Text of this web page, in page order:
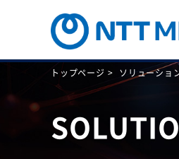
トップページ > ソリューショ